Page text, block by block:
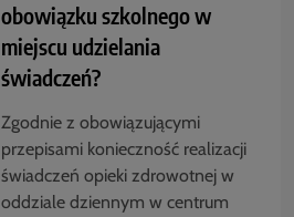
obowiązku szkolnego w
miejscu udzielania
świadczeń?
Zgodnie z obowiązującymi
przepisami konieczność realizacji
świadczeń opieki zdrowotnej w
oddziale dziennym w centrum